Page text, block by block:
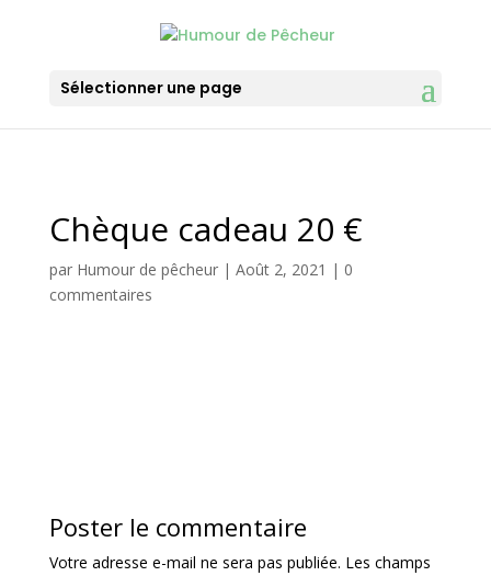
Sélectionner une page
Chèque cadeau 20 €
par Humour de pêcheur| Août 2, 2021 | 0
commentaires
Poster le commentaire
Votre adresse e-mail ne sera pas publiée. Les champs